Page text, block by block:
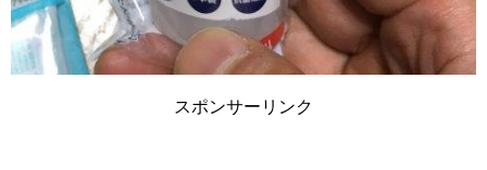
スポンサーリンク